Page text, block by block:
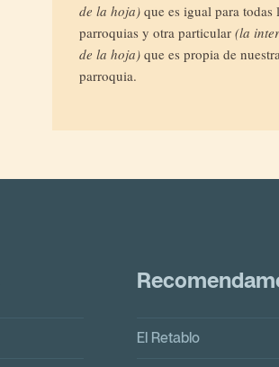
de la hoja)que es igual para todas
parroquias y otra particular (la
de la hoja)que es propia de nuestra
parroquia.
El Retablo